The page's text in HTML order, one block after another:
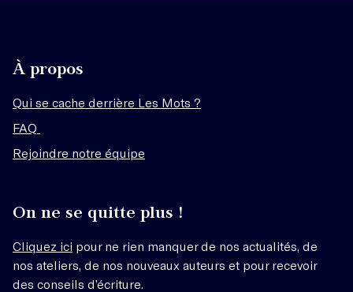
À propos
Qui se cache derrière Les Mots ?
FAQ
Rejoindre notre équipe
On ne se quitte plus !
Cliquez ici pour ne rien manquer de nos actualités, de
nos ateliers, de nos nouveaux auteurs et pour recevoir
des conseils d’écriture.